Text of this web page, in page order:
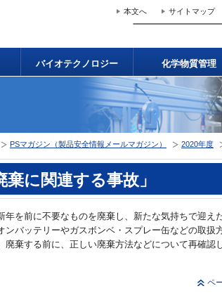
本文へ サイトマップ
バイオテクノロジー 化学物質管理
PSマガジン（製品安全情報メールマガジン） 2020年度
に関連する事故」
を前に不要なものを廃棄し、新たな気持ちで迎え
バッテリーやガスボンベ・スプレー缶などの取扱
棄する前に、正しい廃棄方法などについて再確認
ペ